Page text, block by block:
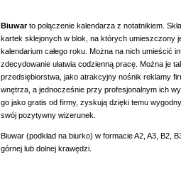
Biuwarto połączenie kalendarza z notatnikiem.
kartek sklejonych w blok, na których umieszczony
kalendarium całego roku. Można na nich umieścić
zdecydowanie ułatwia codzienną pracę. Można je
przedsiębiorstwa, jako atrakcyjny nośnik reklamy
wnętrza, a jednocześnie przy profesjonalnym ich
go jako gratis od firmy, zyskują dzięki temu
swój pozytywny wizerunek.
Biuwar (podkład na biurko) w formacie A2, A3, B2,
górnej lub dolnej krawędzi.